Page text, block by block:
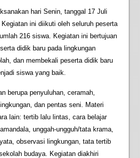
hari Senin, tanggal 17 Juli
ini diikuti oleh seluruh peserta
216 siswa. Kegiatan ini bertujuan
didik baru pada lingkungan
dan membekali peserta didik baru
siswa yang baik.
berupa penyuluhan, ceramah,
dan pentas seni. Materi
lain: tertib lalu lintas, cara belajar
unggah-ungguh/tata krama,
observasi lingkungan, tata tertib
budaya. Kegiatan diakhiri